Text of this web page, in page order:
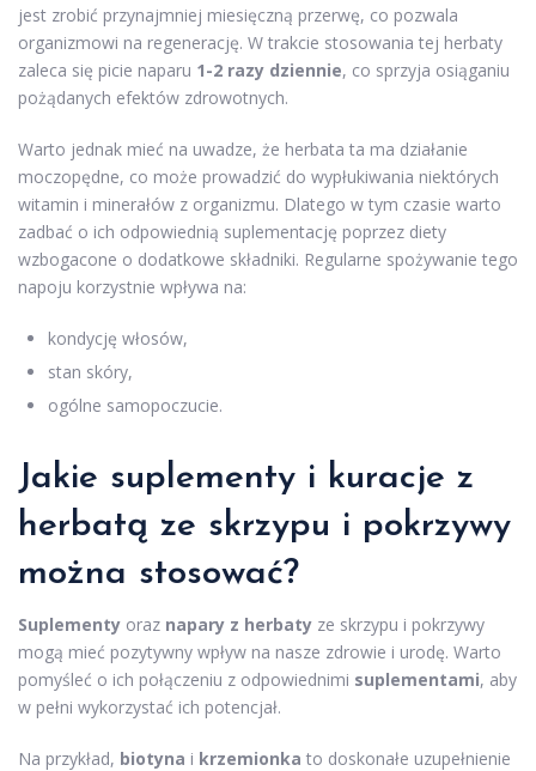
jest zrobić przynajmniej miesięczną przerwę, co pozwala
organizmowi na regenerację. W trakcie stosowania tej herbaty
zaleca się picie naparu 1-2 razy dziennie, co sprzyja osiąganiu
pożądanych efektów zdrowotnych.
Warto jednak mieć na uwadze, że herbata ta ma działanie
moczopędne, co może prowadzić do wypłukiwania niektórych
witamin i minerałów z organizmu. Dlatego w tym czasie warto
zadbać o ich odpowiednią suplementację poprzez diety
wzbogacone o dodatkowe składniki. Regularne spożywanie tego
napoju korzystnie wpływa na:
kondycję włosów,
stan skóry,
ogólne samopoczucie.
Jakie suplementy i kuracje z
herbatą ze skrzypu i pokrzywy
można stosować?
Suplementy oraz napary z herbaty ze skrzypu i pokrzywy
mogą mieć pozytywny wpływ na nasze zdrowie i urodę. Warto
pomyśleć o ich połączeniu z odpowiednimi suplementami, aby
w pełni wykorzystać ich potencjał.
Na przykład, biotyna i krzemionka to doskonałe uzupełnienie